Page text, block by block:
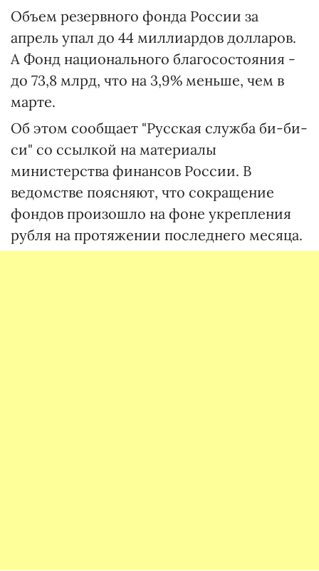
Объем резервного фонда России за
апрель упал до 44 миллиардов долларов.
А Фонд национального благосостояния -
до 73,8 млрд, что на 3,9% меньше, чем в
марте.
Об этом сообщает "Русская служба би-би-
си" со ссылкой на материалы
министерства финансов России. В
ведомстве поясняют, что сокращение
фондов произошло на фоне укрепления
рубля на протяжении последнего месяца.